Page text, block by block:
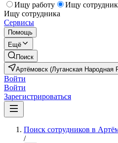
Ищу работу
Ищу
Ищу сотрудника
Сервисы
Помощь
Ещё
Поиск
Артёмовск (Луганская Народная
Войти
Войти
Зарегистрироваться
Поиск сотрудников в
/